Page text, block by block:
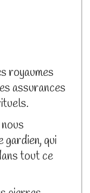
royaumes
assurances
qui
tout ce